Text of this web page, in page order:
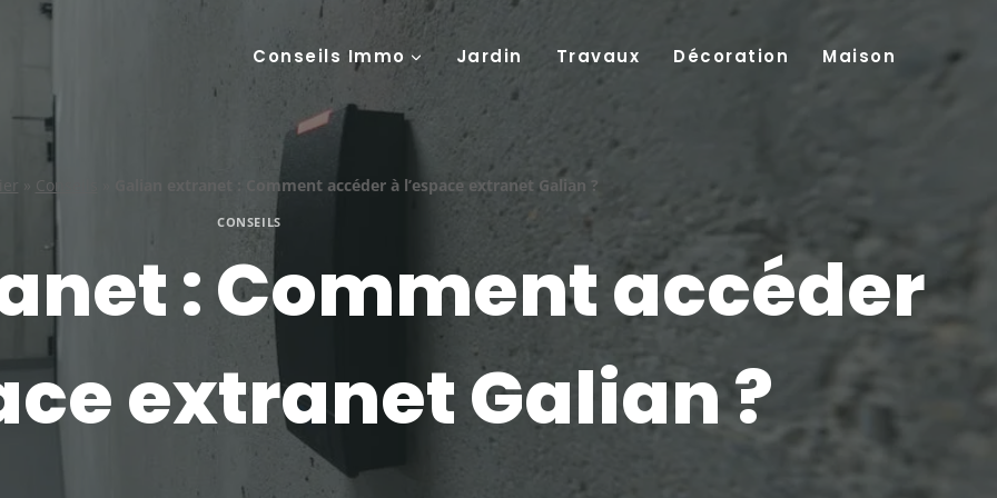
Conseils Immo Jardin Travaux Décoration Maison
Conseils Galian extranet : Comment accéder à l’espace extranet Galian ?
CONSEILS
: Comment accéder
extranet Galian ?